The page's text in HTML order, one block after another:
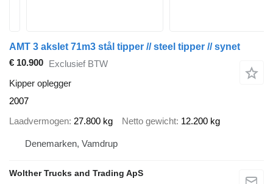
AMT 3 akslet 71m3 stål tipper // steel tipper // synet
€ 10.900 Exclusief BTW
Kipper oplegger
2007
Laadvermogen 27.800 kg Netto gewicht 12.200 kg
Denemarken, Vamdrup
Wolther Trucks and Trading ApS